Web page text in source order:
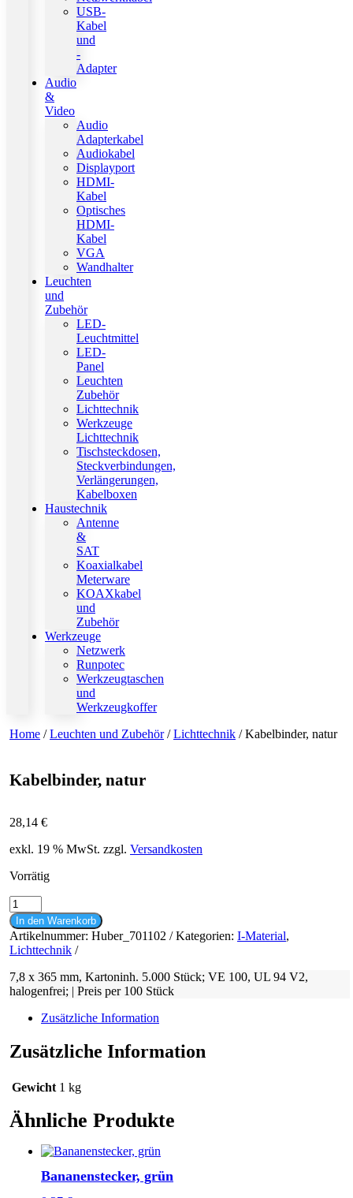
USB-
Kabel
und
-
Adapter
Audio
&
Video
Audio
Adapterkabel
Audiokabel
Displayport
HDMI-
Kabel
Optisches
HDMI-
Kabel
VGA
Wandhalter
Leuchten
und
Zubehör
LED-
Leuchtmittel
LED-
Panel
Leuchten
Zubehör
Lichttechnik
Werkzeuge
Lichttechnik
Tischsteckdosen,
Steckverbindungen,
Verlängerungen,
Kabelboxen
Haustechnik
Antenne
&
SAT
Koaxialkabel
Meterware
KOAXkabel
und
Zubehör
Werkzeuge
Netzwerk
Runpotec
Werkzeugtaschen
und
Werkzeugkoffer
Home /Leuchten und Zubehör/Lichttechnik / Kabelbinder, natur
Kabelbinder, natur
28,14 €
exkl. 19 % MwSt. zzgl. Versandkosten
Vorrätig
Kabelbinder,
natur
Menge
In den Warenkorb
Artikelnummer: Huber_701102 Kategorien: I-Material,
Lichttechnik
7,8 x 365 mm, Kartoninh. 5.000 Stück; VE 100, UL 94 V2,
halogenfrei; | Preis per 100 Stück
Zusätzliche Information
Zusätzliche Information
Gewicht 1 kg
Ähnliche Produkte
Bananenstecker, grün